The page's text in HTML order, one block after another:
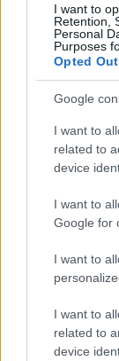
I want to
Retention,
Personal
Purposes
Opted Out
Google
I want to
related to
device
I want to
Google for
I want to
I want to
related to
device